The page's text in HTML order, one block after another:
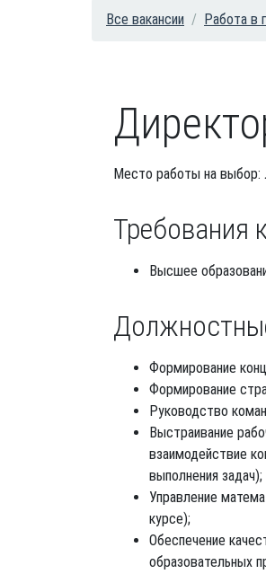
Все вакансии Работа в
Место работы на выбор:
Требования
Высшее
Формирование
Формирование
Руководство
Выстраивание
взаимодействие
выполнения задач);
Управление
курсе);
Обеспечение
образовательных